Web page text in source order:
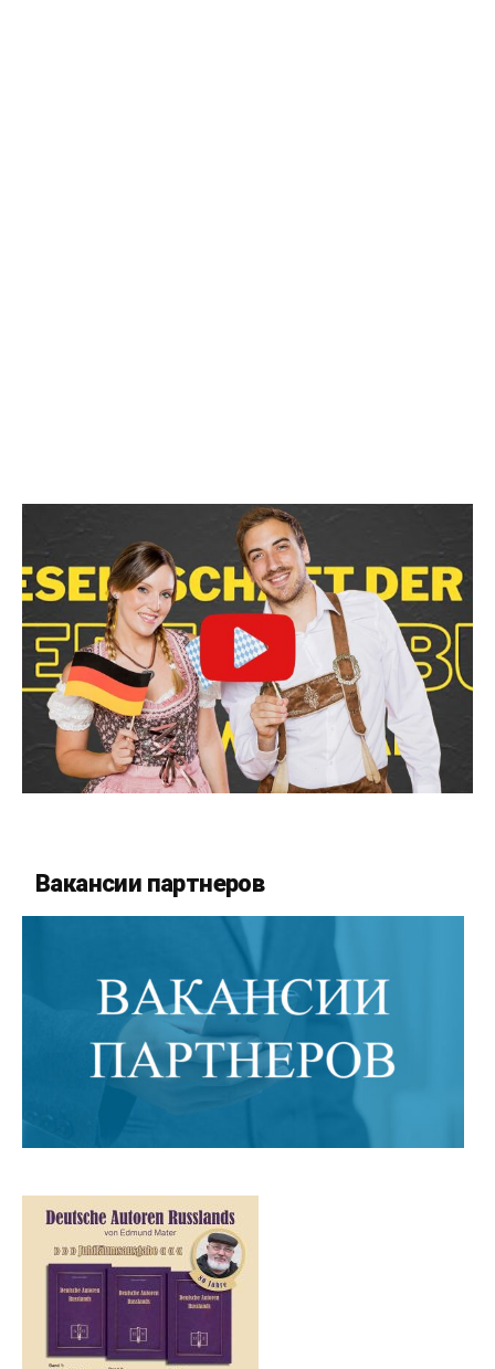
Вакансии партнеров